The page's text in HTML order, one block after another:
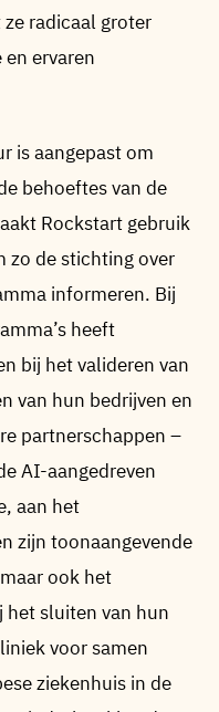
radicaal groter
ervaren
is aangepast om
behoeftes van de
Rockstart gebruik
zo de stichting over
informeren. Bij
heeft
bij het valideren van
van hun bedrijven en
partnerschappen –
AI-aangedreven
aan het
zijn toonaangevende
ook het
het sluiten van hun
voor samen
ziekenhuis in de